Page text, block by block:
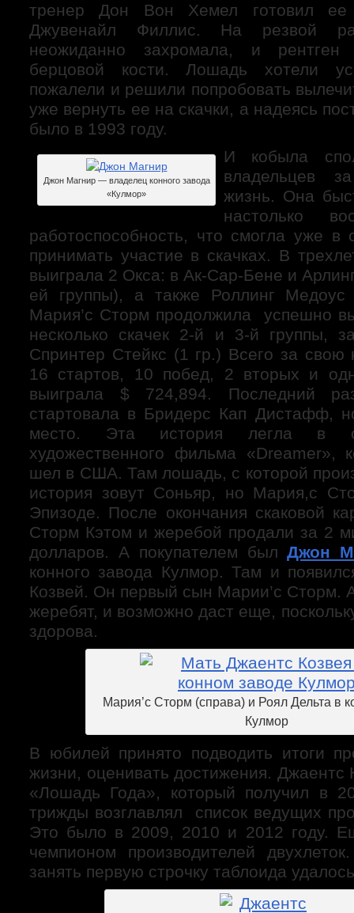
тренер Дон Вон Хемел готовил
Джувенайл Филлис. На резвой
неожиданно захромала, и рентген
берцовой кости. Лошадь хотели
пожалели и решили попробовать
уже вернуть ее на скачки, а надеясь
было в 1993 году.
Джон Магнир — владелец конного завода
«Кулмор»
И кобыла
владельцев
жизнь. Она
настолько
работоспособность, что смогла уже
принимать участие в скачках. В
выиграла 2 Окса: в Ак-Сар-Бене и
ей группы), а также Роллинг
Мария’с Сторм продолжила успешно
несколько скачек 2-й и 3-й группы,
Спринтер Стейкс (1 гр.) Всего за свою
16 стартов, 10 побед, 2 вторых и
выиграла $ 724,894. Последний
стартовала в Бридерс Кап Дистафф,
место. Эта история легла в
художественного фильма «Dreamer»,
шел в США. Там лошадь, с которой
история зовут Соньяр, но Мария,с
Эпизоде. После окончания скаковой
Сторм Кэтом и жеребой продали за 2
долларов. А покупателем былДжон
конного завода Кулмор. Там и
Козвей. Он первый сын Марии’c Сторм.
жеребят, и возможно даст еще,
здорова.
Мария’c Сторм (справа) и Роял Дельта в
Кулмор
В юбилей принято подводить итоги
жизни, оценивать достижения. Джаентс
«Лошадь Года», который получил в
трижды возглавлял список ведущих
Это было в 2009, 2010 и 2012 году.
чемпионом производителей
занять первую строчку таблоида